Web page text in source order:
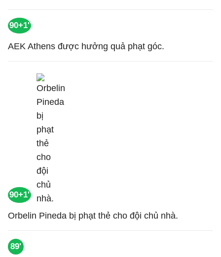
90+1'
AEK Athens được hưởng quả phạt góc.
90+1'
Orbelin Pineda bị phạt thẻ cho đội chủ nhà.
89'